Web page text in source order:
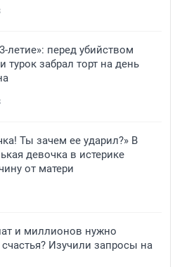
летие»: перед убийством
забрал торт на день
Ты зачем ее ударил?» В
девочка в истерике
от матери
и миллионов нужно
Изучили запросы на